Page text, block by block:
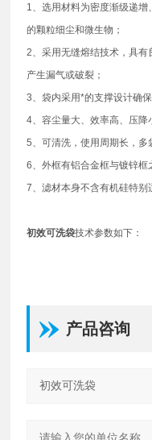
1、选用材料为密度渐级递
的颗粒细尘和微生物；
2、采用无缝熔结技术，具
产生漏气或破裂；
3、袋内采用*的支撑设计确
4、容尘量大、效率高、压降
5、可清洗，使用周期长，多
6、外框有铝合金框与镀锌框
7、滤材本身不含有机硅特别
初效可洗袋技术参数如下：
产品咨询